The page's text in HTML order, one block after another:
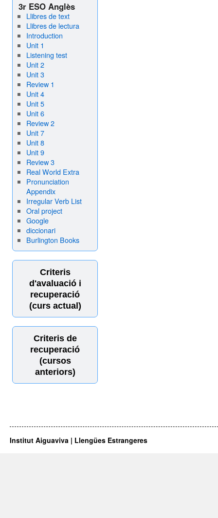
3r ESO Anglès
Llibres de text
Llibres de lectura
Introduction
Unit 1
Listening test
Unit 2
Unit 3
Review 1
Unit 4
Unit 5
Unit 6
Review 2
Unit 7
Unit 8
Unit 9
Review 3
Real World Extra
Pronunciation
Appendix
Irregular Verb List
Oral project
Google
diccionari
Burlington Books
Criteris
d'avaluació i
recuperació
(curs actual)
Criteris de
recuperació
(cursos
anteriors)
Institut Aiguaviva | Llengües Estrangeres